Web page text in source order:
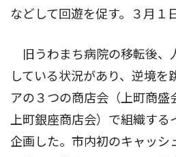
などして回遊を促す。３月１
旧うわまち病院の移転後、
している状況があり、逆境を
アの３つの商店会（上町商盛
上町銀座商店会）で組織す
企画した。市内初のキャッシ